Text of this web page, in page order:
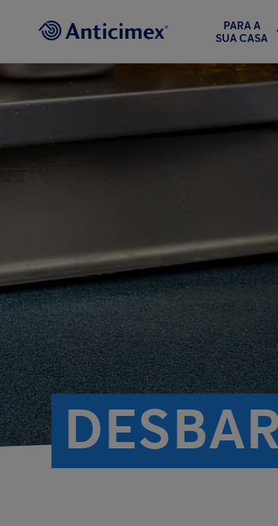
PARA A
SUA CASA